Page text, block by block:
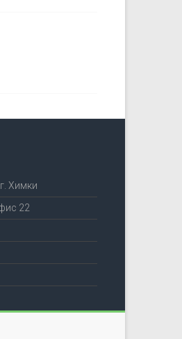
Химки
22